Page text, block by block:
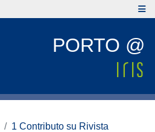
PORTO @
1 Contributo su Rivista